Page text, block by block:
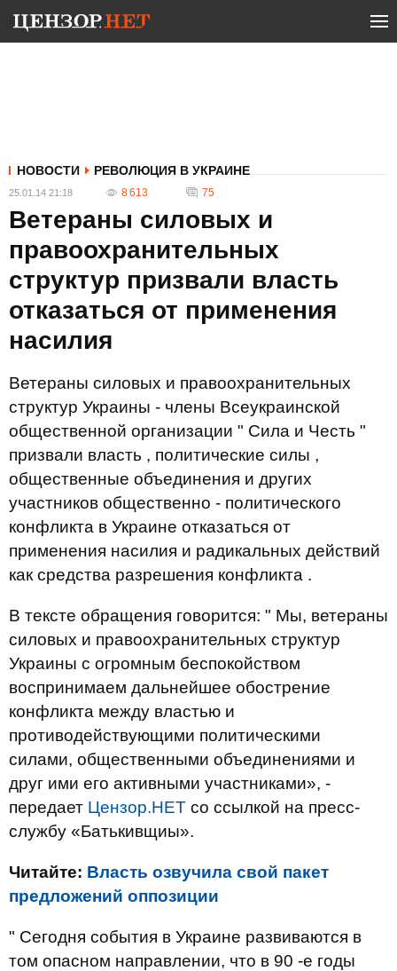
НОВОСТИ РЕВОЛЮЦИЯ В УКРАИНЕ
25.01.14 21:18 8 613 75
Ветераны силовых и
правоохранительных
структур призвали власть
отказаться от применения
насилия
Ветераны силовых и правоохранительных
структур Украины - члены Всеукраинской
общественной организации " Сила и Честь "
призвали власть , политические силы ,
общественные объединения и других
участников общественно - политического
конфликта в Украине отказаться от
применения насилия и радикальных действий
как средства разрешения конфликта .
В тексте обращения говорится: " Мы, ветераны
силовых и правоохранительных структур
Украины с огромным беспокойством
воспринимаем дальнейшее обострение
конфликта между властью и
противодействующими политическими
силами, общественными объединениями и
друг ими его активными участниками», -
передает Цензор.НЕТ со ссылкой на пресс-
службу «Батькивщиы».
Читайте: Власть озвучила свой пакет
предложений оппозиции
" Сегодня события в Украине развиваются в
том опасном направлении, что в 90 -е годы